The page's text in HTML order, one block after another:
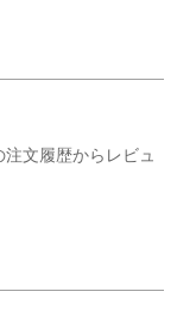
注文履歴からレビュ